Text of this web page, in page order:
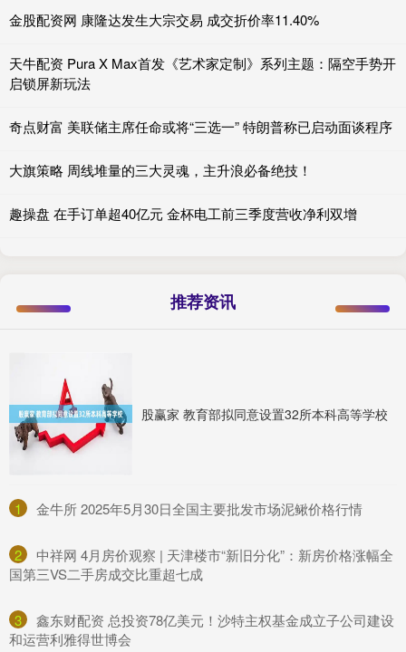
金股配资网 康隆达发生大宗交易 成交折价率11.40%
天牛配资 Pura X Max首发《艺术家定制》系列主题：隔空手势开
启锁屏新玩法
奇点财富 美联储主席任命或将“三选一” 特朗普称已启动面谈程序
大旗策略 周线堆量的三大灵魂，主升浪必备绝技！
趣操盘 在手订单超40亿元 金杯电工前三季度营收净利双增
推荐资讯
股赢家 教育部拟同意设置32所本科高等学校
1 ​金牛所 2025年5月30日全国主要批发市场泥鳅价格行情
2
​中祥网 4月房价观察 | 天津楼市“新旧分化”：新房价格涨幅全
国第三VS二手房成交比重超七成
3
​鑫东财配资 总投资78亿美元！沙特主权基金成立子公司建设
和运营利雅得世博会